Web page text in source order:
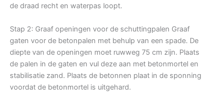
de draad recht en waterpas loopt.
Stap 2: Graaf openingen voor de schuttingpalen Graaf
gaten voor de betonpalen met behulp van een spade. De
diepte van de openingen moet ruwweg 75 cm zijn. Plaats
de palen in de gaten en vul deze aan met betonmortel en
stabilisatie zand. Plaats de betonnen plaat in de sponning
voordat de betonmortel is uitgehard.